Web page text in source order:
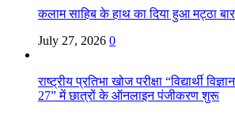
कलाम साहिब के हाथ का दिया हुआ मट्ठा
July 27, 2026 0
राष्ट्रीय प्रतिभा खोज परीक्षा “विद्यार्थी
27” में छात्रों के ऑनलाइन पंजीकरण शुरू